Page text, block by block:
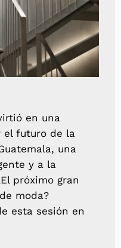
en una
el futuro de la
una
y a la
próximo gran
moda?
esta sesión en